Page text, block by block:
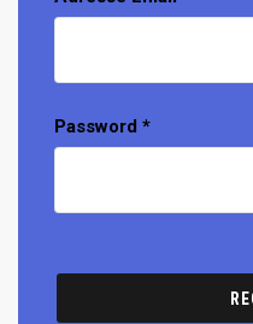
Password *